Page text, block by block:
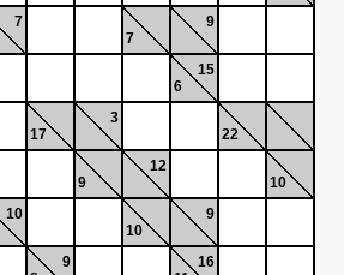
7
7
9
15
6
17
3
22
9
12
10
10
10
9
9
16